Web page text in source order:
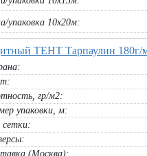
Сетка
Универсал
Защитный
пленки 120г/
упаковка 10х20м:
ТЕНТ Тарпаулин 180г/
гр/м2:
упаковки, м:
сетки:
(Москва):